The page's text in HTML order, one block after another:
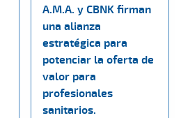
A.M.A. y CBNK firman
una alianza
estratégica para
potenciar la oferta de
valor para
profesionales
sanitarios.